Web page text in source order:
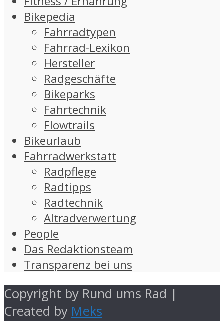
Bikepedia
Fahrradtypen
Fahrrad-Lexikon
Hersteller
Radgeschäfte
Bikeparks
Fahrtechnik
Flowtrails
Bikeurlaub
Fahrradwerkstatt
Radpflege
Radtipps
Radtechnik
Altradverwertung
People
Das Redaktionsteam
Transparenz bei uns
Copyright by Rund ums Rad |
Created by Meks